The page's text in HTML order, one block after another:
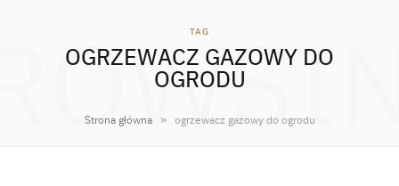
TAG
OGRZEWACZ GAZOWY DO
OGRODU
Strona główna » ogrzewacz gazowy do ogrodu